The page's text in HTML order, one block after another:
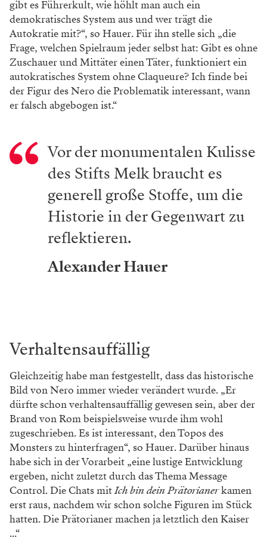
gibt es Führerkult, wie höhlt man auch ein
demokratisches System aus und wer trägt die
Autokratie mit?“, so Hauer. Für ihn stelle sich „die
Frage, welchen Spielraum jeder selbst hat: Gibt es ohne
Zuschauer und Mittäter einen Täter, funktioniert ein
autokratisches System ohne Claqueure? Ich finde bei
der Figur des Nero die Problematik interessant, wann
er falsch abgebogen ist.“
Vor der monumentalen Kulisse
des Stifts Melk braucht es
generell große Stoffe, um die
Historie in der Gegenwart zu
reflektieren.
Alexander Hauer
Verhaltensauffällig
Gleichzeitig habe man festgestellt, dass das historische
Bild von Nero immer wieder verändert wurde. „Er
dürfte schon verhaltensauffällig gewesen sein, aber der
Brand von Rom beispielsweise wurde ihm wohl
zugeschrieben. Es ist interessant, den Topos des
Monsters zu hinterfragen“, so Hauer. Darüber hinaus
habe sich in der Vorarbeit „eine lustige Entwicklung
ergeben, nicht zuletzt durch das Thema Message
Control. Die Chats mitIch bin dein Prätorianerkamen
erst raus, nachdem wir schon solche Figuren im Stück
hatten. Die Prätorianer machen ja letztlich den Kaiser
...“